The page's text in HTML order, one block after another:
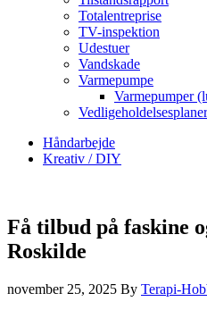
Totalentreprise
TV-inspektion
Udestuer
Vandskade
Varmepumpe
Varmepumper
Vedligeholdelsesplaner
Håndarbejde
Kreativ / DIY
Få tilbud på faskine
Roskilde
november 25, 2025 By Terapi-